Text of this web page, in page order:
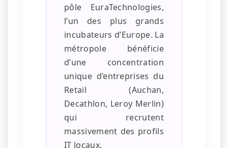
pôle EuraTechnologies,
l’un des plus grands
incubateurs d’Europe. La
métropole bénéficie
d’une concentration
unique d’entreprises du
Retail (Auchan,
Decathlon, Leroy Merlin)
qui recrutent
massivement des profils
IT locaux.